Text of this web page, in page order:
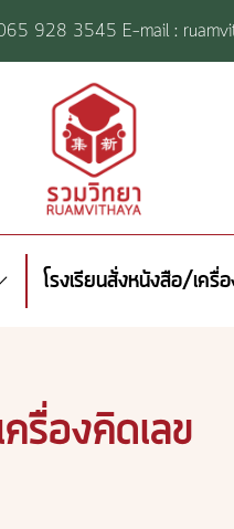
928 3545 E-mail :
โรงเรียนสั่งหนังสือ/เครื่
ครื่องคิดเลข